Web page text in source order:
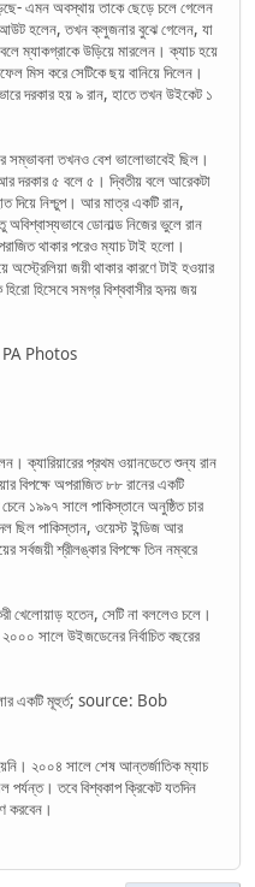
এমন অবস্থায় তাকে ছেড়ে চলে গেলেন
হলেন, তখন ক্লুজনার বুঝে গেলেন, যা
ম্যাকগ্রাকে উড়িয়ে মারলেন। ক্যাচ হয়ে
মিস করে সেটিকে ছয় বানিয়ে দিলেন।
দরকার হয় ৯ রান, হাতে তখন উইকেট ১
সম্ভাবনা তখনও বেশ ভালোভাবেই ছিল।
দরকার ৫ বলে ৫। দ্বিতীয় বলে আরেকটা
দিয়ে নিশ্চুপ। আর মাত্র একটি রান,
ডোনাল্ড নিজের ভুলে রান
থাকার পরেও ম্যাচ টাই হলো।
অস্ট্রেলিয়া জয়ী থাকার কারণে টাই হওয়ার
হিসেবে সমগ্র বিশ্ববাসীর হৃদয় জয়
© PA Photos
ক্যারিয়ারের প্রথম ওয়ানডেতে শুন্য রান
বিপক্ষে অপরাজিত ৮৮ রানের একটি
১৯৯৭ সালে পাকিস্তানে অনুষ্ঠিত চার
দল ছিল পাকিস্তান, ওয়েস্ট ইন্ডিজ আর
সর্বজয়ী শ্রীলঙ্কার বিপক্ষে তিন নম্বরে
খেলোয়াড় হতেন, সেটি না বললেও চলে।
সালে উইজডেনের নির্বাচিত বছরের
একটি মূহুর্ত; source: Bob
২০০৪ সালে শেষ আন্তর্জাতিক ম্যাচ
পর্যন্ত। তবে বিশ্বকাপ ক্রিকেট যতদিন
করবেন।